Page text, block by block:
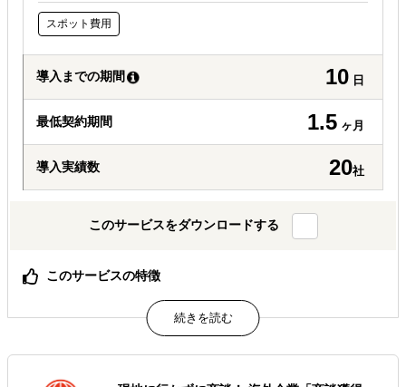
スポット費用
導入までの期間 10 日
最低契約期間 1.5 ヶ月
導入実績数 20社
このサービスをダウンロードする
このサービスの特徴
オンライン完結型海外ビジネス支援サービス！
海外市場調査・マーケティング